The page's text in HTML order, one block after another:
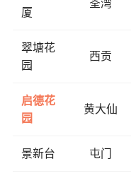
厦
荃湾
翠塘花
园
西贡
启德花
园
黄大仙
景新台 屯门